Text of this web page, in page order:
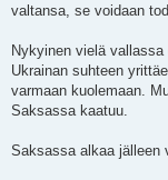
valtansa, se voidaan
Nykyinen vielä
Ukrainan suhteen
varmaan kuolemaan.
Saksassa kaatuu.
Saksassa alkaa jälleen